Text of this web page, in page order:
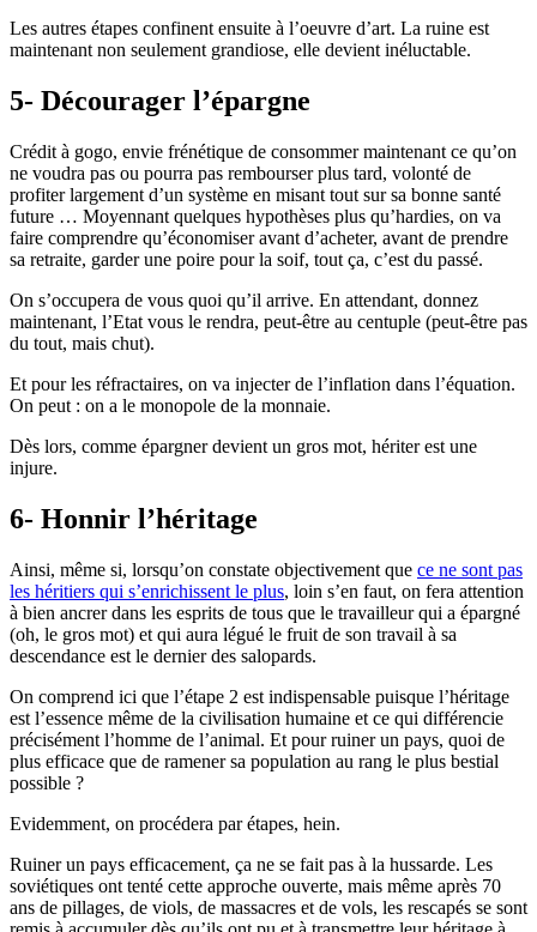
Les autres étapes confinent ensuite à l’oeuvre d’art. La ruine est
maintenant non seulement grandiose, elle devient inéluctable.
5- Décourager l’épargne
Crédit à gogo, envie frénétique de consommer maintenant ce qu’on
ne voudra pas ou pourra pas rembourser plus tard, volonté de
profiter largement d’un système en misant tout sur sa bonne santé
future … Moyennant quelques hypothèses plus qu’hardies, on va
faire comprendre qu’économiser avant d’acheter, avant de prendre
sa retraite, garder une poire pour la soif, tout ça, c’est du passé.
On s’occupera de vous quoi qu’il arrive. En attendant, donnez
maintenant, l’Etat vous le rendra, peut-être au centuple (peut-être pas
du tout, mais chut).
Et pour les réfractaires, on va injecter de l’inflation dans l’équation.
On peut : on a le monopole de la monnaie.
Dès lors, comme épargner devient un gros mot, hériter est une
injure.
6- Honnir l’héritage
Ainsi, même si, lorsqu’on constate objectivement que ce ne sont pas
les héritiers qui s’enrichissent le plus, loin s’en faut, on fera attention
à bien ancrer dans les esprits de tous que le travailleur qui a épargné
(oh, le gros mot) et qui aura légué le fruit de son travail à sa
descendance est le dernier des salopards.
On comprend ici que l’étape 2 est indispensable puisque l’héritage
est l’essence même de la civilisation humaine et ce qui différencie
précisément l’homme de l’animal. Et pour ruiner un pays, quoi de
plus efficace que de ramener sa population au rang le plus bestial
possible ?
Evidemment, on procédera par étapes, hein.
Ruiner un pays efficacement, ça ne se fait pas à la hussarde. Les
soviétiques ont tenté cette approche ouverte, mais même après 70
ans de pillages, de viols, de massacres et de vols, les rescapés se sont